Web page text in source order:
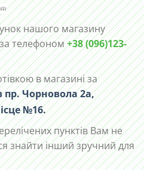
нашого магазину
телефоном+38 (096)123-
в магазині за
Чорновола 2а,
№16.
пунктів Вам не
знайти інший зручний для